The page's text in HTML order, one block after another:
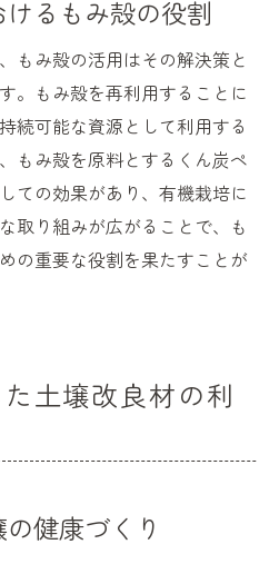
るもみ殻の役割
もみ殻の活用はその解決策と
。もみ殻を再利用することに
続可能な資源として利用する
もみ殻を原料とするくん炭ペ
ての効果があり、有機栽培に
取り組みが広がることで、も
の重要な役割を果たすことが
土壌改良材の利
健康づくり